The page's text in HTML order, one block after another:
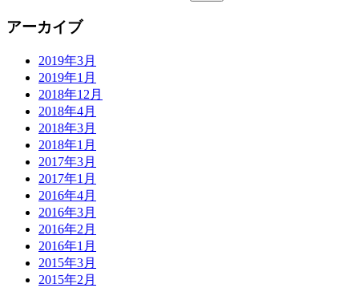
アーカイブ
2019年3月
2019年1月
2018年12月
2018年4月
2018年3月
2018年1月
2017年3月
2017年1月
2016年4月
2016年3月
2016年2月
2016年1月
2015年3月
2015年2月